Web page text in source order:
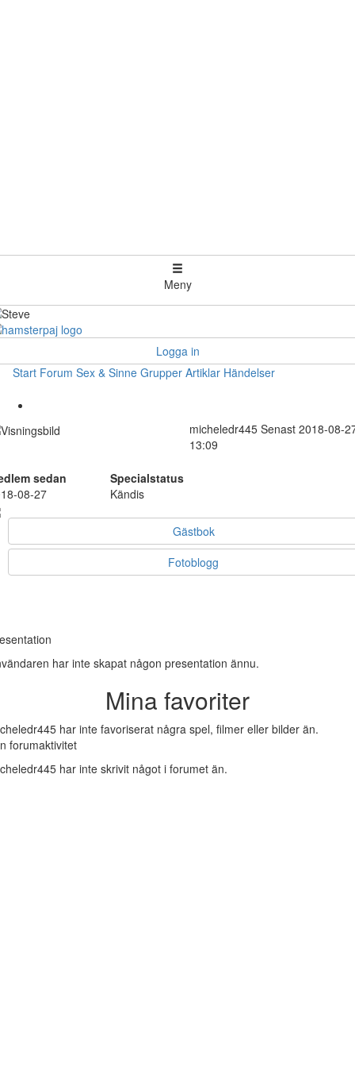
Meny
Logga in
Start Forum Sex & Sinne Grupper Artiklar Händelser
micheledr445 Senast 2018-08-
13:09
sedan
Specialstatus
08-27
Kändis
Gästbok
Fotoblogg
har inte skapat någon presentation ännu.
Mina favoriter
har inte favoriserat några spel, filmer eller bilder än.
forumaktivitet
har inte skrivit något i forumet än.